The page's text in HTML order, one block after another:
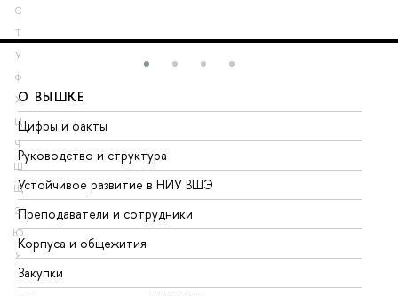
С
Т
У
Ф
Х
Ц
Ч
Ш
Щ
Э
Ю
Я
О ВЫШКЕ
Цифры и факты
Руководство и структура
Устойчивое развитие в НИУ ВШЭ
Преподаватели и сотрудники
Корпуса и общежития
Закупки